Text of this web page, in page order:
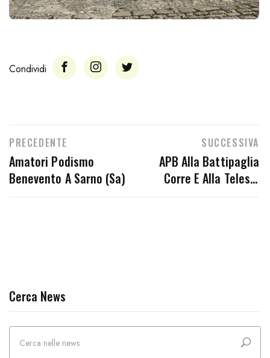
Condividi
PRECEDENTE
Amatori Podismo
Benevento A Sarno (Sa)
SUCCESSIVA
APB Alla Battipaglia
Corre E Alla Telesia
Cerca News